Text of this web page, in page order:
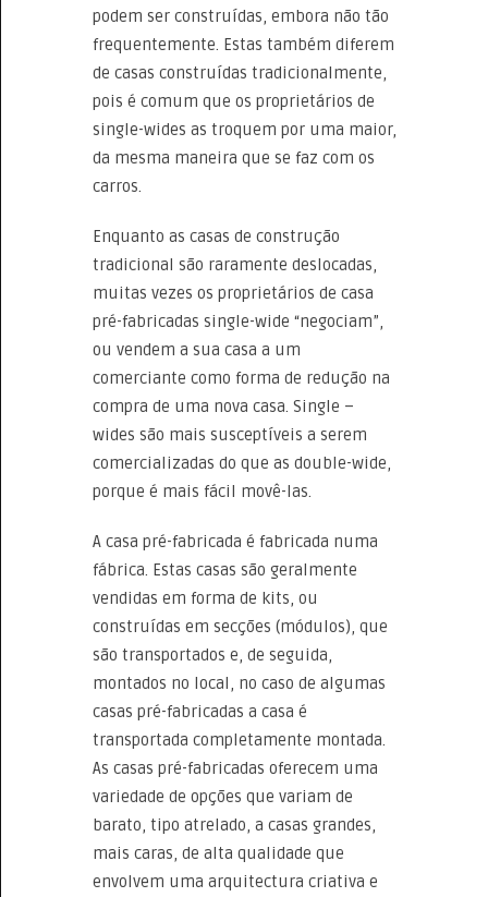
podem ser construídas, embora não tão
frequentemente. Estas também diferem
de casas construídas tradicionalmente,
pois é comum que os proprietários de
single-wides as troquem por uma maior,
da mesma maneira que se faz com os
carros.
Enquanto as casas de construção
tradicional são raramente deslocadas,
muitas vezes os proprietários de casa
pré-fabricadas single-wide “negociam”,
ou vendem a sua casa a um
comerciante como forma de redução na
compra de uma nova casa. Single –
wides são mais susceptíveis a serem
comercializadas do que as double-wide,
porque é mais fácil movê-las.
A casa pré-fabricada é fabricada numa
fábrica. Estas casas são geralmente
vendidas em forma de kits, ou
construídas em secções (módulos), que
são transportados e, de seguida,
montados no local, no caso de algumas
casas pré-fabricadas a casa é
transportada completamente montada.
As casas pré-fabricadas oferecem uma
variedade de opções que variam de
barato, tipo atrelado, a casas grandes,
mais caras, de alta qualidade que
envolvem uma arquitectura criativa e